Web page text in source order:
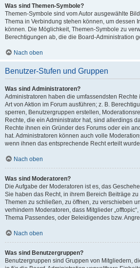
Was sind Themen-Symbole?
Themen-Symbole sind vom Autor ausgewählte
Thema in Verbindung stehen können, um dessen
können. Die Möglichkeit, Themen-Symbole zu
Berechtigungen ab, die die Board-Administration
Nach oben
Benutzer-Stufen und Gruppen
Was sind Administratoren?
Administratoren haben die umfassendsten Rechte
Art von Aktion im Forum ausführen; z. B.
sperren, Benutzergruppen erstellen,
Rechte, die ein Administrator hat, sind allerdings
Rechte ihnen ein Gründer des Forums oder ein
hat. Administratoren können auch volle
wenn ihnen das entsprechende Recht erteilt
Nach oben
Was sind Moderatoren?
Die Aufgabe der Moderatoren ist es, das
Sie haben das Recht, in ihrem Bereich Beiträge
Themen zu schließen, zu öffnen, zu verschieben
verhindern Moderatoren, dass Mitglieder
Thema Passendes, oder Beleidigendes bzw.
Nach oben
Was sind Benutzergruppen?
Benutzergruppen sind Gruppen von Mitgliedern,